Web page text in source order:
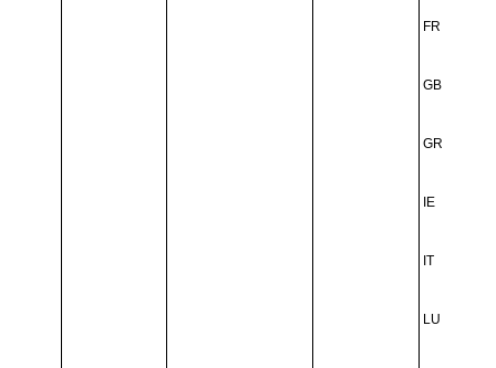
FR
GB
GR
IE
IT
LU